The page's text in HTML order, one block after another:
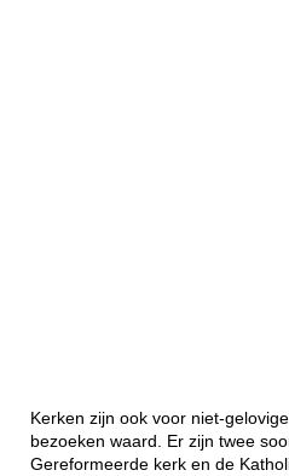
Kerken zijn ook voor niet-
bezoeken waard. Er zijn twee
Gereformeerde kerk en de